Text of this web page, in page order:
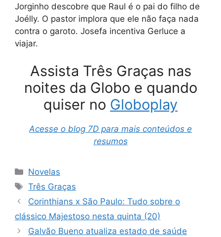
Jorginho descobre que Raul é o pai do filho de
Joélly. O pastor implora que ele não faça nada
contra o garoto. Josefa incentiva Gerluce a
viajar.
Assista Três Graças nas
noites da Globo e quando
quiser no Globoplay
Acesse o blog 7D para mais conteúdos e
resumos
Categorias
Novelas
Tags
Três Graças
Corinthians x São Paulo: Tudo sobre o
clássico Majestoso nesta quinta (20)
Galvão Bueno atualiza estado de saúde